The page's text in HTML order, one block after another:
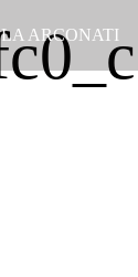
ARCONATI